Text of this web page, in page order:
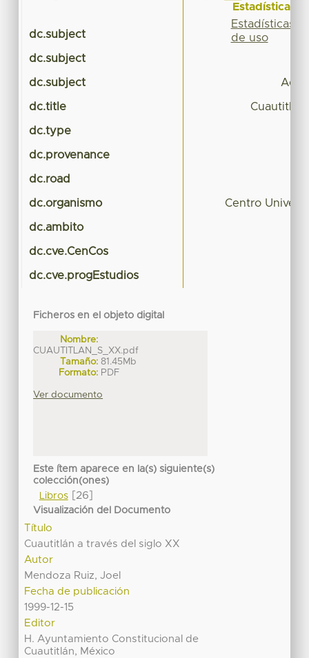
dc.subject
dc.subject
dc.subject
dc.title Cuautitlán
dc.type
dc.provenance
dc.road
dc.organismo Centro
dc.ambito
dc.cve.CenCos
dc.cve.progEstudios
Ficheros en el objeto digital
Nombre:
CUAUTITLAN_S_XX.pdf
Tamaño: 81.45Mb
Formato: PDF
Ver documento
Este ítem aparece en la(s) siguiente(s)
colección(ones)
Libros[26]
Visualización del Documento
Título
Cuautitlán a través del siglo XX
Autor
Mendoza Ruiz, Joel
Fecha de publicación
1999-12-15
Editor
H. Ayuntamiento Constitucional de
Cuautitlán, México
Estadísticas
Estadísticas
de uso